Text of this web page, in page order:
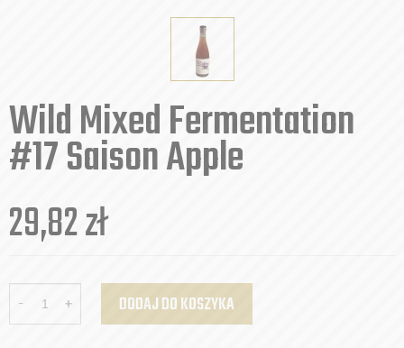
Wild Mixed Fermentation
#17 Saison Apple
29,82zł
- + DODAJ DO KOSZYKA